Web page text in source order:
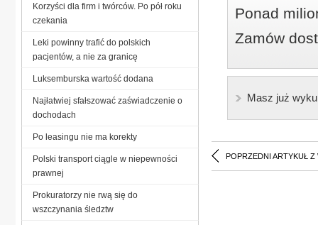
Ponad
Zamów
Masz już
POPRZEDNI ARTYKUŁ Z
Korzyści dla firm i twórców. Po pół roku
czekania
Leki powinny trafić do polskich
pacjentów, a nie za granicę
Luksemburska wartość dodana
Najłatwiej sfałszować zaświadczenie o
dochodach
Po leasingu nie ma korekty
Polski transport ciągle w niepewności
prawnej
Prokuratorzy nie rwą się do
wszczynania śledztw